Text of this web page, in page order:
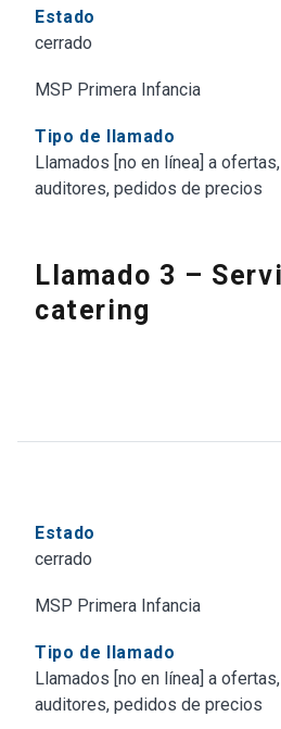
Estado
cerrado
MSP Primera Infancia
Tipo de llamado
Llamados [no en línea] a
auditores, pedidos de precios
Llamado 3 –
catering
Estado
cerrado
MSP Primera Infancia
Tipo de llamado
Llamados [no en línea] a
auditores, pedidos de precios